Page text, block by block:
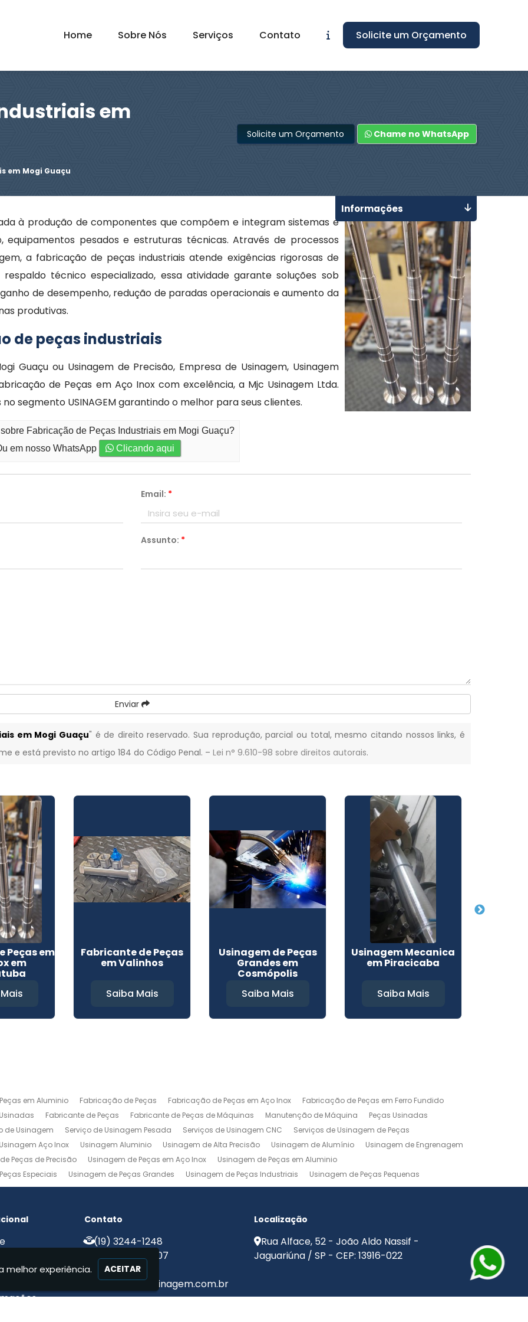
Home Sobre Nós Serviços Contato Solicite um Orçamento
em
em Mogi Guaçu
Solicite um Orçamento Chame no WhatsApp
à produção de componentes que compõem e integram sistemas e
equipamentos pesados e estruturas técnicas. Através de processos
a fabricação de peças industriais atende exigências rigorosas de
técnico especializado, essa atividade garante soluções sob
de desempenho, redução de paradas operacionais e aumento da
produtivas.
de peças industriais
Guaçu ou Usinagem de Precisão, Empresa de Usinagem, Usinagem
de Peças em Aço Inox com excelência, a Mjc Usinagem Ltda.
segmento USINAGEM garantindo o melhor para seus clientes.
Fabricação de Peças Industriais em Mogi Guaçu?
em nosso WhatsApp Clicando aqui
Email: *
Assunto: *
Enviar
em Mogi Guaçu" é de direito reservado. Sua reprodução, parcial ou total, mesmo citando nossos links, é
e está previsto no artigo 184 do Código Penal. –Lei n° 9.610-98 sobre direitos autorais.
Informações
Peças em
em
Fabricante de Peças
em Valinhos
Saiba Mais
Usinagem de Peças
Grandes em
Cosmópolis
Saiba Mais
Usinagem Mecanica
em Piracicaba
Saiba Mais
em Aluminio Fabricação de Peças Fabricação de Peças em Aço Inox
Fabricação de Peças em Ferro Fundido
Fabricante de Peças Fabricante de Peças de Máquinas Manutenção de Máquina
Peças Usinadas
de Usinagem Serviço de Usinagem Pesada Serviços de Usinagem CNC
Serviços de Usinagem de Peças
Usinagem Aço Inox Usinagem Aluminio Usinagem de Alta Precisão Usinagem de Alumínio
Usinagem de Engrenagem
Peças de Precisão Usinagem de Peças em Aço Inox
Usinagem de Peças em Aluminio
Especiais Usinagem de Peças Grandes Usinagem de Peças Industriais
Usinagem de Peças Pequenas
Ferramentaria Usinagem Fresa Usinagem Fresamento Usinagem Industrial
Usinagem Leve
Contato
(19) 3244-1248
(19) 99775-8907
contato@mjcusinagem.com.br
Localização
Rua Alface, 52 - João Aldo Nassif -
Jaguariúna / SP - CEP: 13916-022
melhor experiência. ACEITAR